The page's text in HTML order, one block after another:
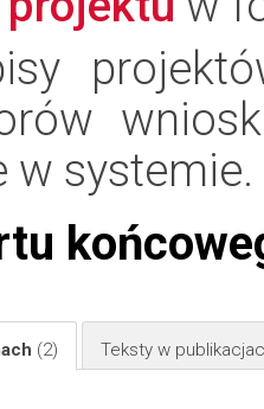
w systemie.
(2) Teksty w